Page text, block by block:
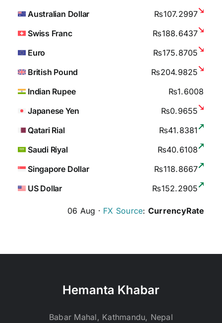
Australian Dollar
₨107.2997
Swiss Franc
₨188.6437
Euro
₨175.8705
British Pound
₨204.9825
Indian Rupee
₨1.6008
Japanese Yen
₨0.9655
Qatari Rial
₨41.8381
Saudi Riyal
₨40.6108
Singapore Dollar
₨118.8667
US Dollar
₨152.2905
06 Aug · FX Source: CurrencyRate
Hemanta Khabar
Babar Mahal, Kathmandu, Nepal